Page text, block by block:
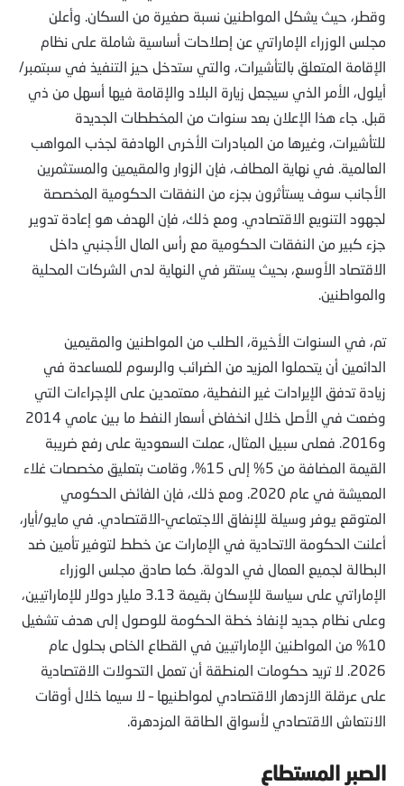
وقطر، حيث يشكل المواطنين نسبة صغيرة من السكان. وأعلن
مجلس الوزراء الإماراتي عن إصلاحات أساسية شاملة على نظام
الإقامة المتعلق بالتأشيرات، والتي ستدخل حيز التنفيذ في سبتمبر/
أيلول، الأمر الذي سيجعل زيارة البلاد والإقامة فيها أسهل من ذي
قبل. جاء هذا الإعلان بعد سنوات من المخططات الجديدة
للتأشيرات، وغيرها من المبادرات الأخرى الهادفة لجذب المواهب
العالمية. في نهاية المطاف، فإن الزوار والمقيمين والمستثمرين
الأجانب سوف يستأثرون بجزء من النفقات الحكومية المخصصة
لجهود التنويع الاقتصادي. ومع ذلك، فإن الهدف هو إعادة تدوير
جزء كبير من النفقات الحكومية مع رأس المال الأجنبي داخل
الاقتصاد الأوسع، بحيث يستقر في النهاية لدى الشركات المحلية
والمواطنين.
تم، في السنوات الأخيرة، الطلب من المواطنين والمقيمين
الدائمين أن يتحملوا المزيد من الضرائب والرسوم للمساعدة في
زيادة تدفق الإيرادات غير النفطية، معتمدين على الإجراءات التي
وضعت في الأصل خلال انخفاض أسعار النفط ما بين عامي 2014
و2016. فعلى سبيل المثال، عملت السعودية على رفع ضريبة
القيمة المضافة من 5% إلى 15%، وقامت بتعليق مخصصات غلاء
المعيشة في عام 2020. ومع ذلك، فإن الفائض الحكومي
المتوقع يوفر وسيلة للإنفاق الاجتماعي-الاقتصادي. في مايو/أيار،
أعلنت الحكومة الاتحادية في الإمارات عن خطط لتوفير تأمين ضد
البطالة لجميع العمال في الدولة. كما صادق مجلس الوزراء
الإماراتي على سياسة للإسكان بقيمة 3.13 مليار دولار للإماراتيين،
وعلى نظام جديد لإنفاذ خطة الحكومة للوصول إلى هدف تشغيل
10% من المواطنين الإماراتيين في القطاع الخاص بحلول عام
2026. لا تريد حكومات المنطقة أن تعمل التحولات الاقتصادية
على عرقلة الازدهار الاقتصادي لمواطنيها – لا سيما خلال أوقات
الانتعاش الاقتصادي لأسواق الطاقة المزدهرة.
الصبر المستطاع